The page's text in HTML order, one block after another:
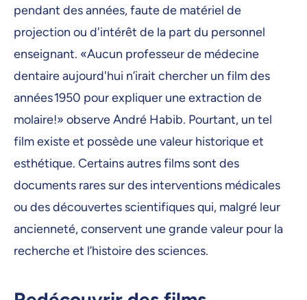
pendant des années, faute de matériel de
projection ou d'intérêt de la part du personnel
enseignant. «Aucun professeur de médecine
dentaire aujourd'hui n’irait chercher un film des
années 1950 pour expliquer une extraction de
molaire!» observe André Habib. Pourtant, un tel
film existe et possède une valeur historique et
esthétique. Certains autres films sont des
documents rares sur des interventions médicales
ou des découvertes scientifiques qui, malgré leur
ancienneté, conservent une grande valeur pour la
recherche et l’histoire des sciences.